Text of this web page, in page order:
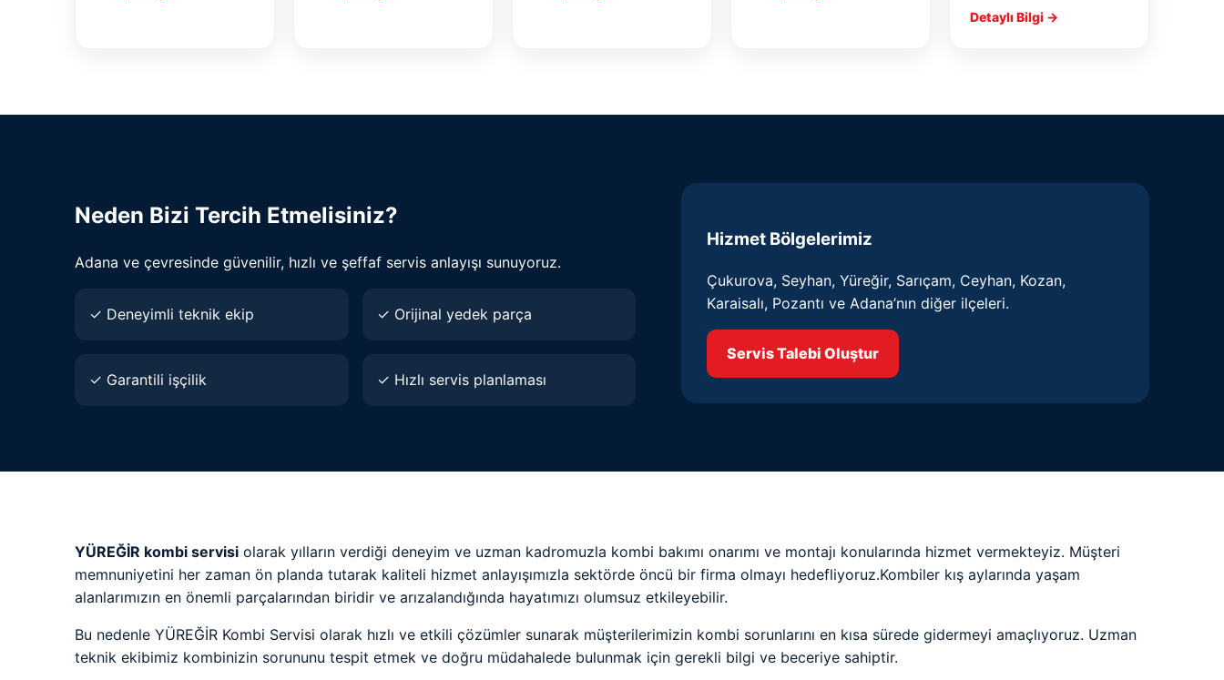
Detaylı Bilgi →
Neden Bizi Tercih Etmelisiniz?
Adana ve çevresinde güvenilir, hızlı ve şeffaf servis anlayışı sunuyoruz.
✓ Deneyimli teknik ekip ✓ Orijinal yedek parça
✓ Garantili işçilik ✓ Hızlı servis planlaması
Hizmet Bölgelerimiz
Çukurova, Seyhan, Yüreğir, Sarıçam, Ceyhan, Kozan,
Karaisalı, Pozantı ve Adana’nın diğer ilçeleri.
Servis Talebi Oluştur
YÜREĞİR kombi servisi olarak yılların verdiği deneyim ve uzman kadromuzla kombi bakımı onarımı ve montajı konularında hizmet vermekteyiz. Müşteri
memnuniyetini her zaman ön planda tutarak kaliteli hizmet anlayışımızla sektörde öncü bir firma olmayı hedefliyoruz.Kombiler kış aylarında yaşam
alanlarımızın en önemli parçalarından biridir ve arızalandığında hayatımızı olumsuz etkileyebilir.
Bu nedenle YÜREĞİR Kombi Servisi olarak hızlı ve etkili çözümler sunarak müşterilerimizin kombi sorunlarını en kısa sürede gidermeyi amaçlıyoruz. Uzman
teknik ekibimiz kombinizin sorununu tespit etmek ve doğru müdahalede bulunmak için gerekli bilgi ve beceriye sahiptir.